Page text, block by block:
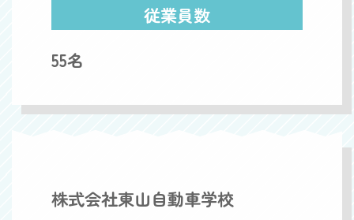
従業員数
55名
株式会社東山自動車学校